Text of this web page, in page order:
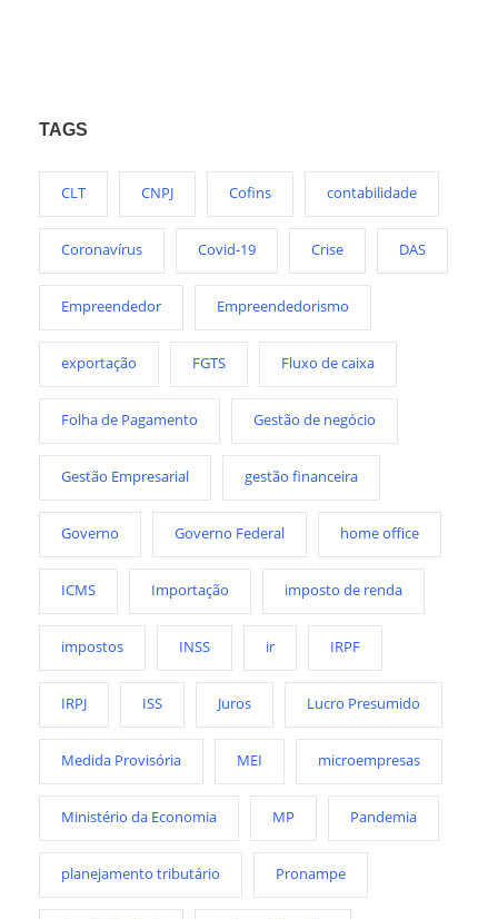
TAGS
CLT CNPJ Cofins contabilidade
Coronavírus Covid-19 Crise DAS
Empreendedor Empreendedorismo
exportação FGTS Fluxo de caixa
Folha de Pagamento Gestão de negócio
Gestão Empresarial gestão financeira
Governo Governo Federal home office
ICMS Importação imposto de renda
impostos INSS ir IRPF
IRPJ ISS Juros Lucro Presumido
Medida Provisória MEI microempresas
Ministério da Economia MP Pandemia
planejamento tributário Pronampe